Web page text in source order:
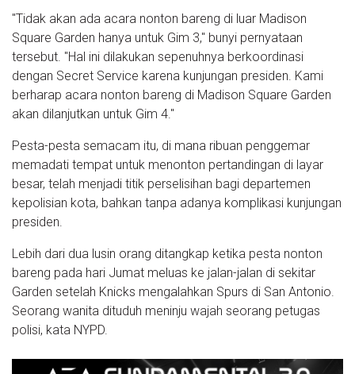
"Tidak akan ada acara nonton bareng di luar Madison
Square Garden hanya untuk Gim 3," bunyi pernyataan
tersebut. "Hal ini dilakukan sepenuhnya berkoordinasi
dengan Secret Service karena kunjungan presiden. Kami
berharap acara nonton bareng di Madison Square Garden
akan dilanjutkan untuk Gim 4."
Pesta-pesta semacam itu, di mana ribuan penggemar
memadati tempat untuk menonton pertandingan di layar
besar, telah menjadi titik perselisihan bagi departemen
kepolisian kota, bahkan tanpa adanya komplikasi kunjungan
presiden.
Lebih dari dua lusin orang ditangkap ketika pesta nonton
bareng pada hari Jumat meluas ke jalan-jalan di sekitar
Garden setelah Knicks mengalahkan Spurs di San Antonio.
Seorang wanita dituduh meninju wajah seorang petugas
polisi, kata NYPD.